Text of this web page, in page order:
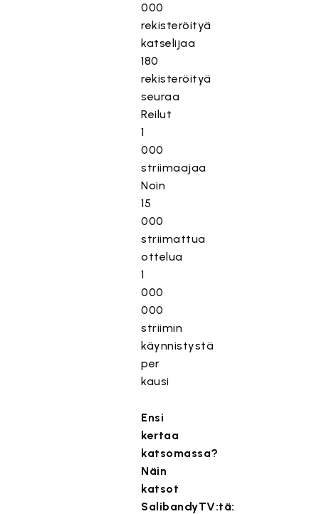
000
rekisteröityä
katselijaa
180
rekisteröityä
seuraa
Reilut
1
000
striimaajaa
Noin
15
000
striimattua
ottelua
1
000
000
striimin
käynnistystä
per
kausi
Ensi
kertaa
katsomassa?
Näin
katsot
SalibandyTV:tä: